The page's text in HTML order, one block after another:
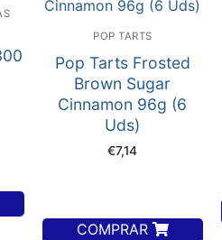
POP TARTS
Pop Tarts Frosted
Brown Sugar
Cinnamon 96g (6
Uds)
€7,14
COMPRAR